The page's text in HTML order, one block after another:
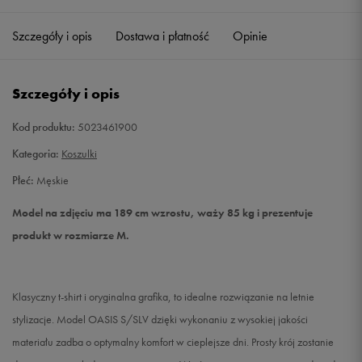
L Powiadom o dostępności
XXL
Szczegóły i opis Dostawa i płatność Opinie
Szczegóły i opis
Kod produktu: 5023461900
Kategoria: Koszulki
Płeć: Męskie
Model na zdjęciu ma 189 cm wzrostu, waży 85 kg i prezentuje
produkt w rozmiarze M.
Klasyczny t-shirt i oryginalna grafika, to idealne rozwiązanie na letnie
stylizacje. Model OASIS S/SLV dzięki wykonaniu z wysokiej jakości
materiału zadba o optymalny komfort w cieplejsze dni. Prosty krój zostanie